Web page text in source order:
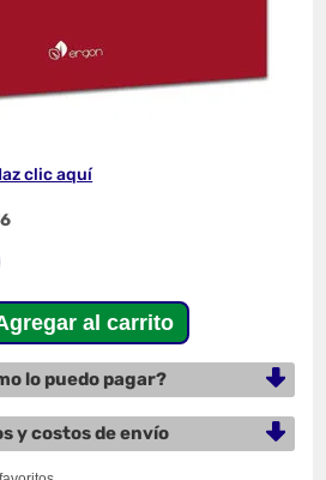
clic aquí
lo puedo pagar?
y costos de envío